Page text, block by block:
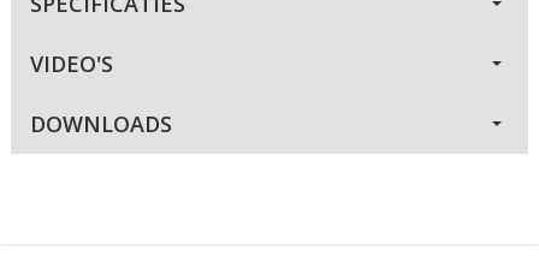
VIDEO'S
DOWNLOADS